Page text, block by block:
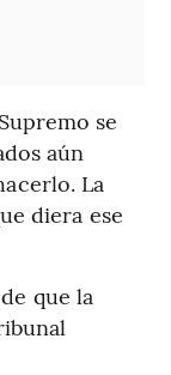
se
aún
La
diera ese
que la